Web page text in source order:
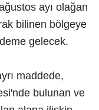
ayı olağan
bilinen bölgeye
gelecek.
maddede,
bulunan ve